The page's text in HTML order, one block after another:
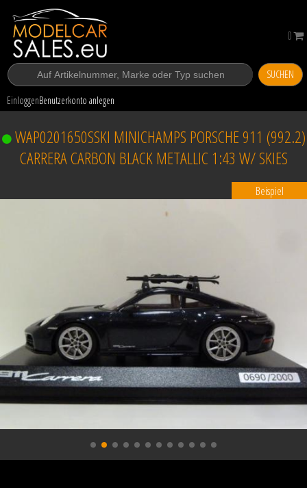
SUCHEN
EinloggenBenutzerkonto anlegen
0
WAP0201650SSKI MINICHAMPS PORSCHE 911 (992.2)
CARRERA CARBON BLACK METALLIC 1:43 W/ SKIES
Beispiel